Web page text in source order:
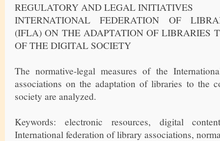
REGULATORY AND LEGAL INITIATIVES
INTERNATIONAL FEDERATION OF
(IFLA) ON THE ADAPTATION OF LIBRARIES
OF THE DIGITAL SOCIETY
The normative-legal measures of the
associations on the adaptation of libraries to the
society are analyzed.
Keywords: electronic resources, digital
International federation of library associations,